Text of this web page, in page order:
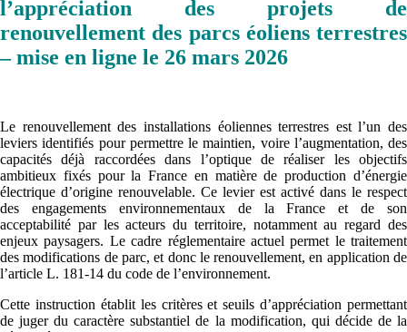
l’appréciation des projets de
renouvellement des parcs éoliens terrestres
– mise en ligne le 26 mars 2026
Le renouvellement des installations éoliennes terrestres est l’un des
leviers identifiés pour permettre le maintien, voire l’augmentation, des
capacités déjà raccordées dans l’optique de réaliser les objectifs
ambitieux fixés pour la France en matière de production d’énergie
électrique d’origine renouvelable. Ce levier est activé dans le respect
des engagements environnementaux de la France et de son
acceptabilité par les acteurs du territoire, notamment au regard des
enjeux paysagers. Le cadre réglementaire actuel permet le traitement
des modifications de parc, et donc le renouvellement, en application de
l’article L. 181-14 du code de l’environnement.
Cette instruction établit les critères et seuils d’appréciation permettant
de juger du caractère substantiel de la modification, qui décide de la